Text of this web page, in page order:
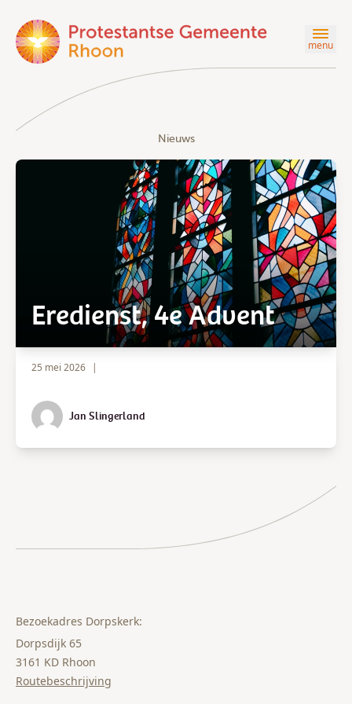
menu
Nieuws
Eredienst, 4e Advent
25 mei 2026 |
Jan Slingerland
Bezoekadres Dorpskerk:
Dorpsdijk 65
3161 KD Rhoon
Routebeschrijving